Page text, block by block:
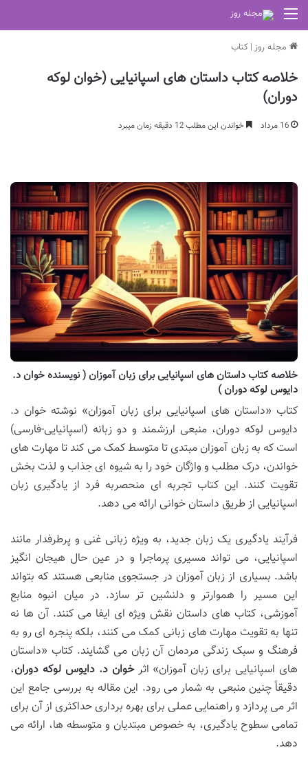
منو
مجله روز | کتاب
خلاصه کتاب داستان های اسپانیایی (خوان لوکه
دوران)
16 مرداد خواندن این مطلب 12 دقیقه زمان میبرد
خلاصه کتاب داستان های اسپانیایی برای زبان آموزان ( نویسنده خوان د.
دایوس لوکه دوران )
کتاب «داستان های اسپانیایی برای زبان آموزان» نوشته خوان د.
دایوس لوکه دوران، منبعی ارزشمند و دو زبانه (اسپانیایی-فارسی)
است که به زبان آموزان مبتدی تا متوسط کمک می کند تا مهارت های
خواندن، درک مطلب و واژگان خود را به شیوه ای جذاب و لذت بخش
تقویت کنند. این کتاب تجربه ای منحصربه فرد از یادگیری زبان
اسپانیایی از طریق داستان خوانی ارائه می دهد.
فرآیند یادگیری یک زبان جدید، به ویژه زبانی غنی و پرطرفدار مانند
اسپانیایی، می تواند مسیری پرماجرا و در عین حال هیجان انگیز
باشد. بسیاری از زبان آموزان در جستجوی منابعی هستند که بتواند
این مسیر را هموارتر و دلنشین تر سازد. در میان انبوه منابع
آموزشی، کتاب های داستان نقش ویژه ای ایفا می کنند. آن ها نه
تنها به تقویت مهارت های زبانی کمک می کنند، بلکه پنجره ای رو به
فرهنگ و سبک زندگی مردمان آن زبان می گشایند. کتاب «داستان
های اسپانیایی برای زبان آموزان» اثرخوان د. دایوس لوکه دوران،
دقیقاً چنین منبعی به شمار می رود. این مقاله به بررسی جامع این
اثر می پردازد و راهنمایی عملی برای بهره برداری حداکثری از آن برای
تمامی سطوح یادگیری، به خصوص مبتدیان و متوسطه ها، ارائه می
دهد.